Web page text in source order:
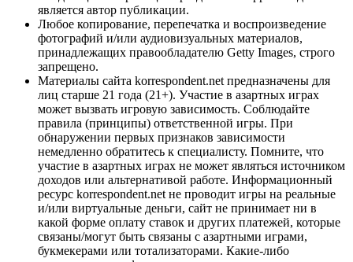
является автор публикации.
Любое копирование, перепечатка и воспроизведение
фотографий и/или аудиовизуальных материалов,
принадлежащих правообладателю Getty Images, строго
запрещено.
Материалы сайта korrespondent.net предназначены для
лиц старше 21 года (21+). Участие в азартных играх
может вызвать игровую зависимость. Соблюдайте
правила (принципы) ответственной игры. При
обнаружении первых признаков зависимости
немедленно обратитесь к специалисту. Помните, что
участие в азартных играх не может являться источником
доходов или альтернативой работе. Информационный
ресурс korrespondent.net не проводит игры на реальные
и/или виртуальные деньги, сайт не принимает ни в
какой форме оплату ставок и других платежей, которые
связаны/могут быть связаны с азартными играми,
букмекерами или тотализаторами. Какие-либо